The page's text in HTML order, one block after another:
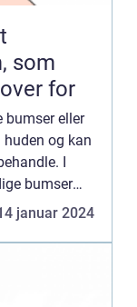
som
for
bumser eller
og kan
I
bumser
der er vigtigt
januar 2024